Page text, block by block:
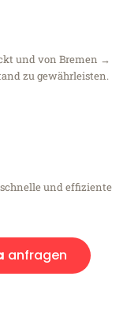
und von Bremen →
zu gewährleisten.
und effiziente
anfragen